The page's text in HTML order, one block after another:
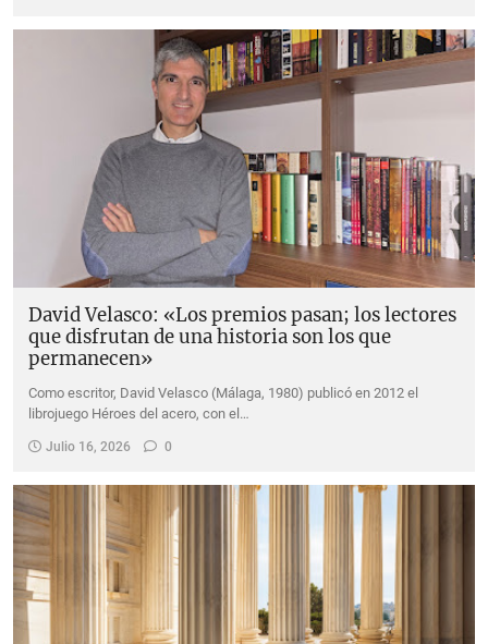
David Velasco: «Los premios pasan; los lectores
que disfrutan de una historia son los que
permanecen»
Como escritor, David Velasco (Málaga, 1980) publicó en 2012 el
librojuego Héroes del acero, con el…
Julio 16, 2026 0